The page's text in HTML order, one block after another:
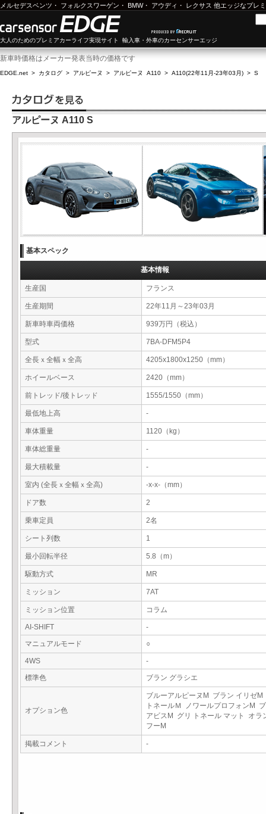
メルセデスベンツ ・ フォルクスワーゲン ・ BMW・ アウディ ・ レクサス 他エッジなプレ
大人のためのプレミアカーライフ実現サイト 輸入車・外車のカーセンサーエッジ
新車時価格はメーカー発表当時の価格です
EDGE.net > カタログ > アルピーヌ > アルピーヌ A110 > A110(22年11月-23年03月) > S
アルピーヌ A110 S
基本スペック
基本情報
生産国 フランス
生産期間 22年11月～23年03月
新車時車両価格 939万円（税込）
型式 7BA-DFM5P4
全長ｘ全幅ｘ全高 4205x1800x1250（mm）
ホイールベース 2420（mm）
前トレッド/後トレッド 1555/1550（mm）
最低地上高 -
車体重量 1120（kg）
車体総重量 -
最大積載量 -
室内 (全長ｘ全幅ｘ全高) -x-x-（mm）
ドア数 2
乗車定員 2名
シート列数 1
最小回転半径 5.8（m）
駆動方式 MR
ミッション 7AT
ミッション位置 コラム
AI-SHIFT
-
マニュアルモード
○
4WS
-
標準色
ブラン グラシエ
オプション色
ブルーアルピーヌM ブラン イリゼM
トネールＭ ノワールプロフォンM
アビスM グリ トネール マット オラ
フーM
掲載コメント -